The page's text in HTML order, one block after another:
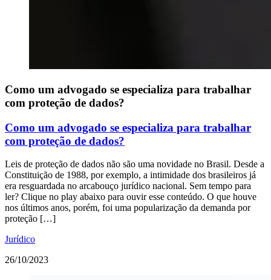
Como um advogado se especializa para trabalhar
com proteção de dados?
Como um advogado se especializa para trabalhar
com proteção de dados?
Leis de proteção de dados não são uma novidade no Brasil. Desde a
Constituição de 1988, por exemplo, a intimidade dos brasileiros já
era resguardada no arcabouço jurídico nacional. Sem tempo para
ler? Clique no play abaixo para ouvir esse conteúdo. O que houve
nos últimos anos, porém, foi uma popularização da demanda por
proteção […]
Jurídico
26/10/2023